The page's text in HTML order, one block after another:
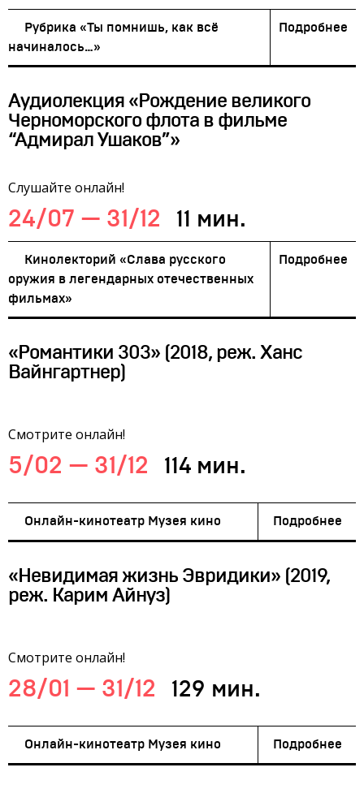
Рубрика «Ты помнишь, как всё
начиналось…»
Подробнее
Аудиолекция «Рождение великого
Черноморского флота в фильме
“Адмирал Ушаков”»
Слушайте онлайн!
24/07 — 31/12 11 мин.
Кинолекторий «Слава русского
оружия в легендарных отечественных
фильмах»
Подробнее
«Романтики 303» (2018, реж. Ханс
Вайнгартнер)
Смотрите онлайн!
5/02 — 31/12 114 мин.
Онлайн-кинотеатр Музея кино Подробнее
«Невидимая жизнь Эвридики» (2019,
реж. Карим Айнуз)
Смотрите онлайн!
28/01 — 31/12 129 мин.
Онлайн-кинотеатр Музея кино Подробнее